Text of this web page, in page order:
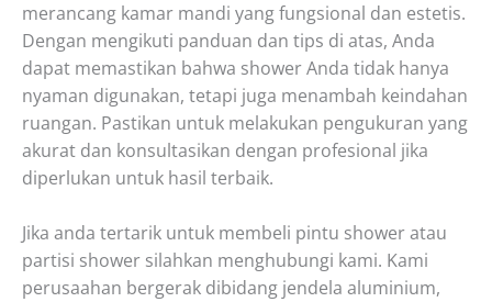
merancang kamar mandi yang fungsional dan estetis.
Dengan mengikuti panduan dan tips di atas, Anda
dapat memastikan bahwa shower Anda tidak hanya
nyaman digunakan, tetapi juga menambah keindahan
ruangan. Pastikan untuk melakukan pengukuran yang
akurat dan konsultasikan dengan profesional jika
diperlukan untuk hasil terbaik.
Jika anda tertarik untuk membeli pintu shower atau
partisi shower silahkan menghubungi kami. Kami
perusaahan bergerak dibidang jendela aluminium,